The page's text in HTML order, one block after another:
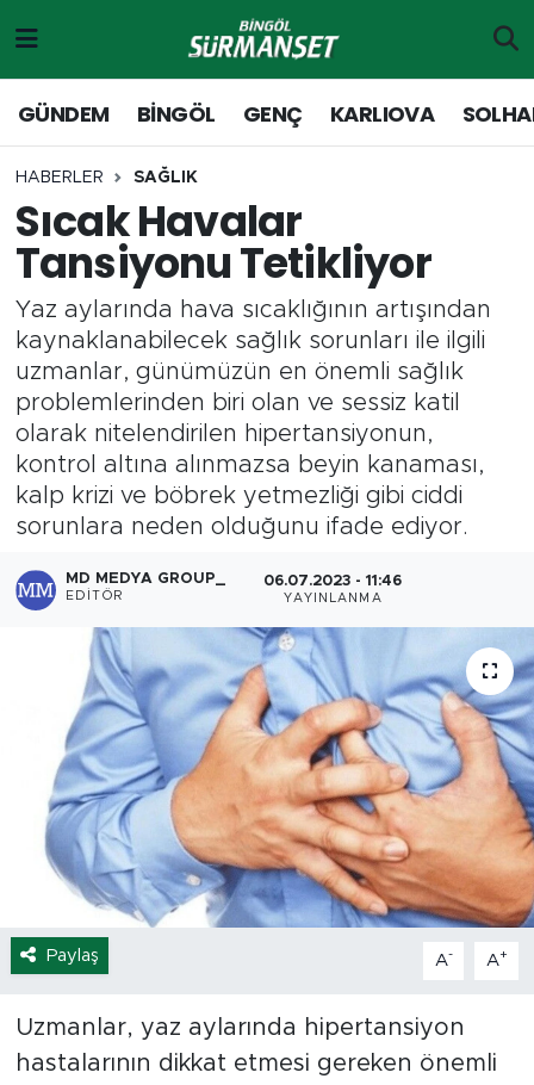
GÜNDEM BİNGÖL GENÇ KARLIOVA
HABERLER SAĞLIK
Sıcak Havalar
Tansiyonu Tetikliyor
Yaz aylarında hava sıcaklığının artışından
kaynaklanabilecek sağlık sorunları ile ilgili
uzmanlar, günümüzün en önemli sağlık
problemlerinden biri olan ve sessiz katil
olarak nitelendirilen hipertansiyonun,
kontrol altına alınmazsa beyin kanaması,
kalp krizi ve böbrek yetmezliği gibi ciddi
sorunlara neden olduğunu ifade ediyor.
MD MEDYA GROUP_
EDITÖR
06.07.2023 - 11:46
YAYINLANMA
Paylaş A- A+
Uzmanlar, yaz aylarında hipertansiyon
hastalarının dikkat etmesi gereken önemli
Genç
Solhan
Karlıova
Adaklı-Kiğı
Yayladere-Yedisu
MD Prestij Dergisi
Siyaset
Spor
Yaşam
Sağlık
Eğitim
Ekonomi
Hava Durumu
Tavz Der
Merkez Hava Durumu
Merkez Trafik Yoğunluk Haritası
Süper Lig Puan Durumu ve Fikstür
Tüm Manşetler
Son Dakika Haberleri
Haber Arşivi